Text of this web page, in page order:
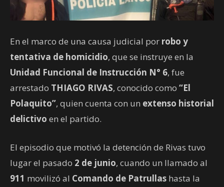
En el marco de una causa judicial por robo y
tentativa de homicidio, que se instruye en la
Unidad Funcional de Instrucción N° 6, fue
arrestado THIAGO RIVAS, conocido como “El
Polaquito”, quien cuenta con un extenso historial
delictivo en el partido.
El episodio que motivó la detención de Rivas tuvo
lugar el pasado 2 de junio, cuando un llamado al
911 movilizó al Comando de Patrullas hasta la